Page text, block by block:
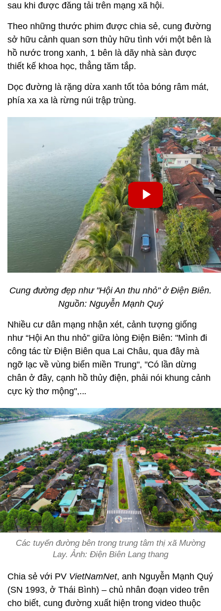
sau khi được đăng tải trên mạng xã hội.
Theo những thước phim được chia sẻ, cung đường
sở hữu cảnh quan sơn thủy hữu tình với một bên là
hồ nước trong xanh, 1 bên là dãy nhà sàn được
thiết kế khoa học, thẳng tăm tắp.
Dọc đường là rặng dừa xanh tốt tỏa bóng râm mát,
phía xa xa là rừng núi trập trùng.
Cung đường đẹp như "Hội An thu nhỏ" ở Điện Biên.
Nguồn: Nguyễn Mạnh Quý
Nhiều cư dân mạng nhận xét, cảnh tượng giống
như “Hội An thu nhỏ” giữa lòng Điện Biên: "Mình đi
công tác từ Điện Biên qua Lai Châu, qua đây mà
ngỡ lạc về vùng biển miền Trung", "Có lần dừng
chân ở đây, cạnh hồ thủy điện, phải nói khung cảnh
cực kỳ thơ mộng",...
Các tuyến đường bên trong trung tâm thị xã Mường
Lay. Ảnh: Điện Biên Lang thang
Chia sẻ với PV VietNamNet, anh Nguyễn Mạnh Quý
(SN 1993, ở Thái Bình) – chủ nhân đoạn video trên
cho biết, cung đường xuất hiện trong video thuộc